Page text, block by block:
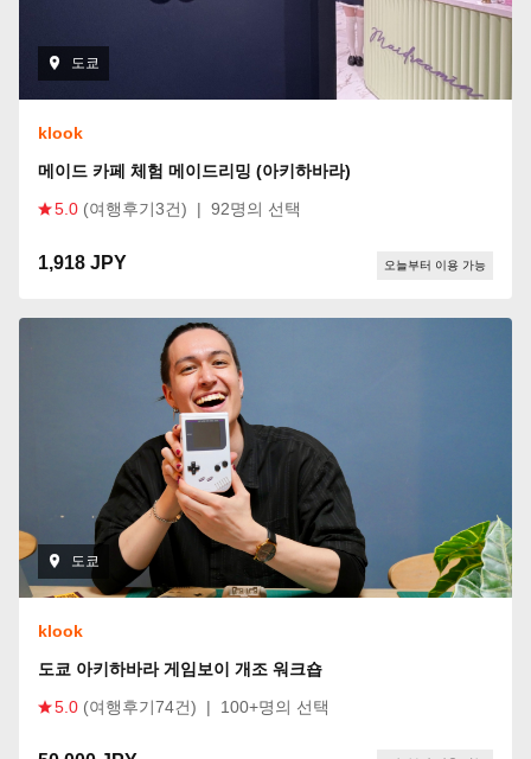
도쿄
klook
메이드 카페 체험 메이드리밍 (아키하바라)
5.0 (여행후기3건) | 92명의 선택
1,918 JPY 오늘부터 이용 가능
도쿄
klook
도쿄 아키하바라 게임보이 개조 워크숍
5.0 (여행후기74건) | 100+명의 선택